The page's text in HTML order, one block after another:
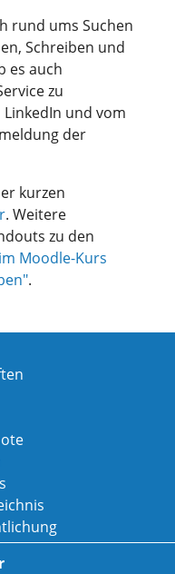
rund ums Suchen
Schreiben und
es auch
zu
und vom
der
kurzen
. Weitere
zu den
im Moodle-Kurs
.